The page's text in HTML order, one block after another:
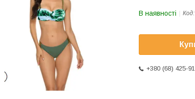
В наявності Код:
+380 (68) 425-